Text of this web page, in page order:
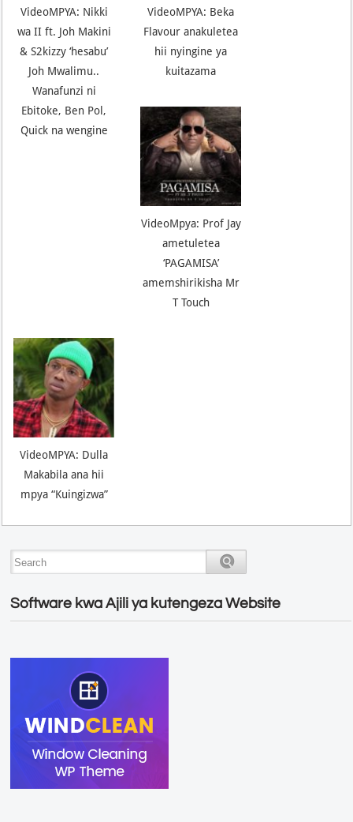
VideoMPYA: Nikki
wa II ft. Joh Makini
& S2kizzy ‘hesabu’
Joh Mwalimu..
Wanafunzi ni
Ebitoke, Ben Pol,
Quick na wengine
VideoMPYA: Beka
Flavour anakuletea
hii nyingine ya
kuitazama
VideoMpya: Prof Jay
ametuletea
‘PAGAMISA’
amemshirikisha Mr
T Touch
VideoMPYA: Dulla
Makabila ana hii
mpya “Kuingizwa”
Software kwa Ajili ya kutengeza Website